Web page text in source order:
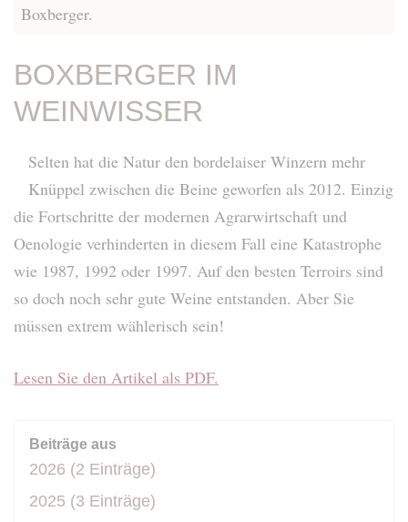
BOXBERGER IM
WEINWISSER
Selten hat die Natur den bordelaiser Winzern mehr
Knüppel zwischen die Beine geworfen als 2012. Einzig
die Fortschritte der modernen Agrarwirtschaft und
Oenologie verhinderten in diesem Fall eine Katastrophe
wie 1987, 1992 oder 1997. Auf den besten Terroirs sind
so doch noch sehr gute Weine entstanden. Aber Sie
müssen extrem wählerisch sein!
Lesen Sie den Artikel als PDF.
Beiträge aus
2026 (2 Einträge)
2025 (3 Einträge)